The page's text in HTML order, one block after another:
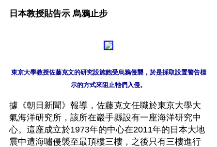
日本教授貼告示 烏鴉止步
東京大學教授佐藤克文的研究設施飽受烏鴉侵襲，於是採取設置警告標
據《朝日新聞》報導，佐藤克文任職於東京大學大
氣海洋研究所，該所在巖手縣設有一座海洋研究中
心。這座成立於1973年的中心在2011年的日本大地
震中遭海嘯侵襲至最頂樓三樓，之後只有三樓進行